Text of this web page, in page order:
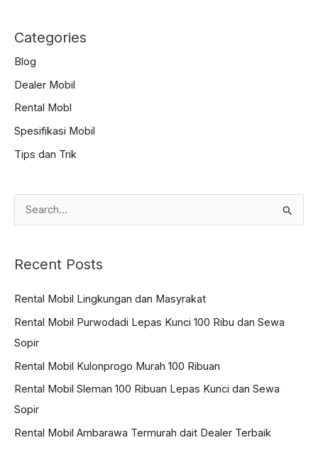
Categories
Blog
Dealer Mobil
Rental Mobl
Spesifikasi Mobil
Tips dan Trik
e
r
h
f
o
r
:
Recent Posts
Rental Mobil Lingkungan dan Masyrakat
Rental Mobil Purwodadi Lepas Kunci 100 Ribu dan Sewa
Sopir
Rental Mobil Kulonprogo Murah 100 Ribuan
Rental Mobil Sleman 100 Ribuan Lepas Kunci dan Sewa
Sopir
Rental Mobil Ambarawa Termurah dait Dealer Terbaik